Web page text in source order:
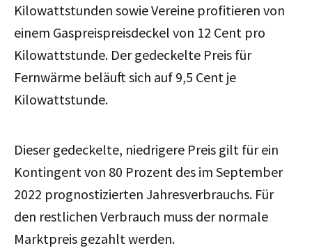
Kilowattstunden sowie Vereine profitieren von
einem Gaspreispreisdeckel von 12 Cent pro
Kilowattstunde. Der gedeckelte Preis für
Fernwärme beläuft sich auf 9,5 Cent je
Kilowattstunde.
Dieser gedeckelte, niedrigere Preis gilt für ein
Kontingent von 80 Prozent des im September
2022 prognostizierten Jahresverbrauchs. Für
den restlichen Verbrauch muss der normale
Marktpreis gezahlt werden.